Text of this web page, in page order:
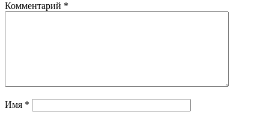
Комментарий *
Имя *